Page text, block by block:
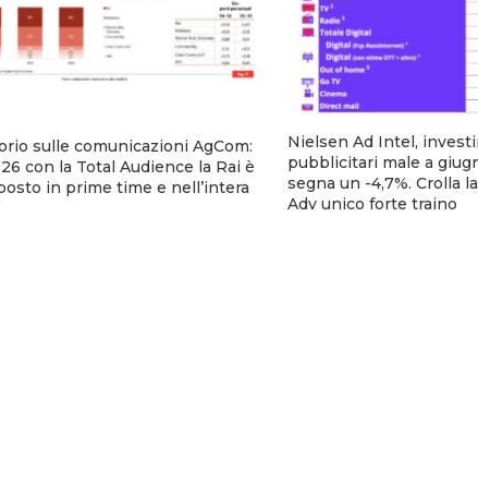
sulle comunicazioni AgCom:
con la Total Audience la Rai è
in prime time e nell’intera
Nielsen Ad Intel,
pubblicitari male a
segna un -4,7%. Crolla
Adv unico forte traino